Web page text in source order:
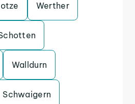
Werther
Walldurn
Schwaigern